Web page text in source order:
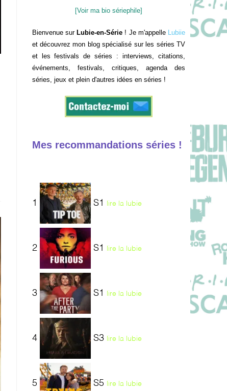
[Voir ma bio sériephile]
Bienvenue sur Lubie-en-Série ! Je m'appelle Lubiie
et découvrez mon blog spécialisé sur les séries TV
et les festivals de séries : interviews, citations,
événements, festivals, critiques, agenda des
séries, jeux et plein d'autres idées en séries !
Mes recommandations séries !
1 S1 lire la lubie
2 S1 lire la lubie
3 S1 lire la lubie
4 S3 lire la lubie
5 S5 lire la lubie